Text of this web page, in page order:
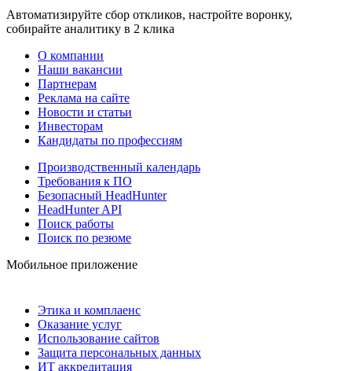
Автоматизируйте сбор откликов, настройте воронку,
собирайте аналитику в 2 клика
О компании
Наши вакансии
Партнерам
Реклама на сайте
Новости и статьи
Инвесторам
Кандидаты по профессиям
Производственный календарь
Требования к ПО
Безопасный HeadHunter
HeadHunter API
Поиск работы
Поиск по резюме
Мобильное приложение
Этика и комплаенс
Оказание услуг
Использование сайтов
Защита персональных данных
ИТ аккредитация